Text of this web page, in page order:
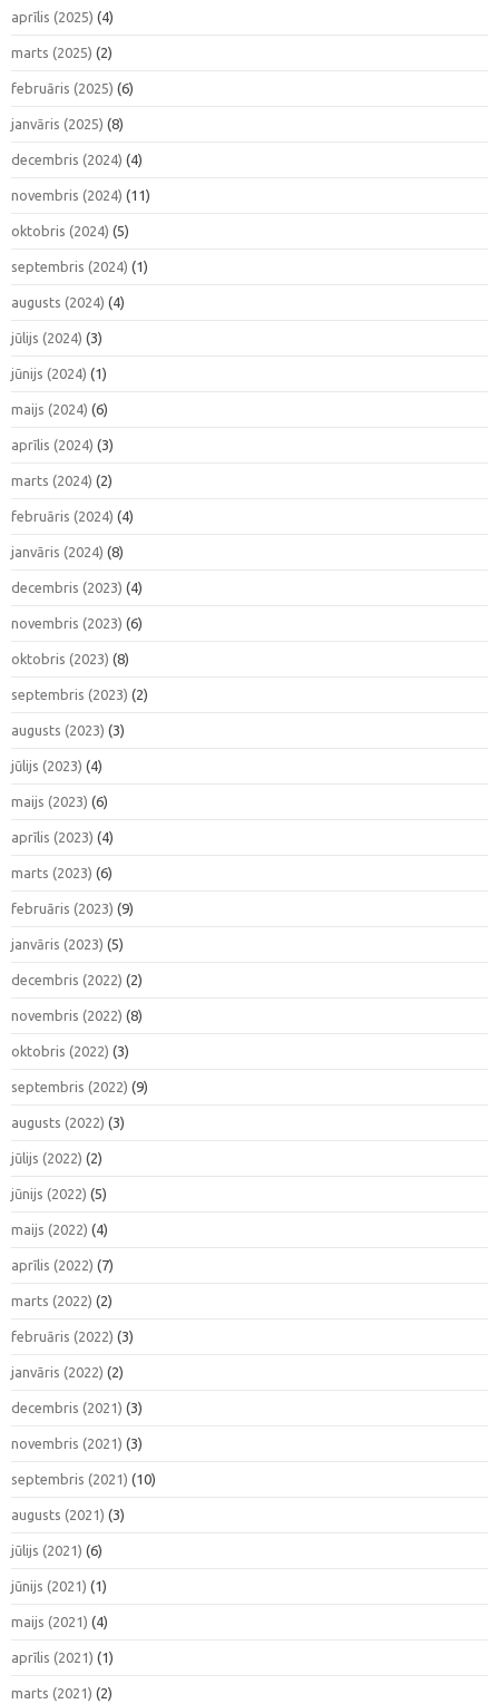
aprīlis (2025) (4)
marts (2025) (2)
februāris (2025) (6)
janvāris (2025) (8)
decembris (2024) (4)
novembris (2024) (11)
oktobris (2024) (5)
septembris (2024) (1)
augusts (2024) (4)
jūlijs (2024) (3)
jūnijs (2024) (1)
maijs (2024) (6)
aprīlis (2024) (3)
marts (2024) (2)
februāris (2024) (4)
janvāris (2024) (8)
decembris (2023) (4)
novembris (2023) (6)
oktobris (2023) (8)
septembris (2023) (2)
augusts (2023) (3)
jūlijs (2023) (4)
maijs (2023) (6)
aprīlis (2023) (4)
marts (2023) (6)
februāris (2023) (9)
janvāris (2023) (5)
decembris (2022) (2)
novembris (2022) (8)
oktobris (2022) (3)
septembris (2022) (9)
augusts (2022) (3)
jūlijs (2022) (2)
jūnijs (2022) (5)
maijs (2022) (4)
aprīlis (2022) (7)
marts (2022) (2)
februāris (2022) (3)
janvāris (2022) (2)
decembris (2021) (3)
novembris (2021) (3)
septembris (2021) (10)
augusts (2021) (3)
jūlijs (2021) (6)
jūnijs (2021) (1)
maijs (2021) (4)
aprīlis (2021) (1)
marts (2021) (2)